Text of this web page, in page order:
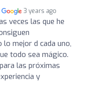
3 years ago
veces las que he
mejor d cada uno,
todo sea mágico.
las próximas
y